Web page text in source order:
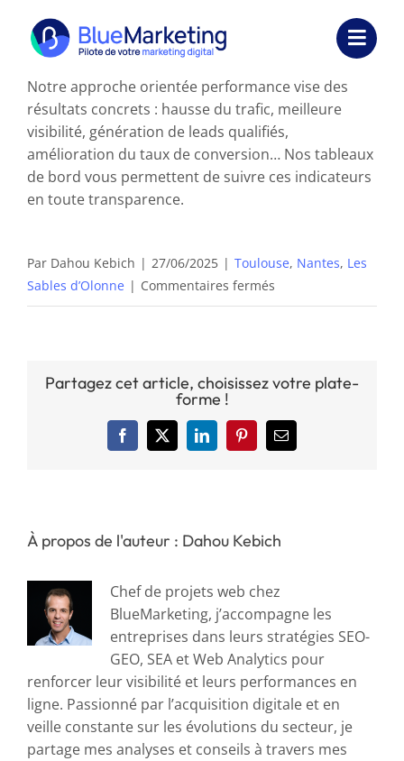
contenu
Expertises
Formations
Ressources
Nous contacter
Notre approche orientée performance vise des
résultats concrets : hausse du trafic, meilleure
visibilité, génération de leads qualifiés,
amélioration du taux de conversion… Nos tableaux
de bord vous permettent de suivre ces indicateurs
en toute transparence.
Par Dahou Kebich | 27/06/2025 | Toulouse, Nantes, Les
Sables d’Olonne | Commentaires fermés
Quels
attendre
en
travaillant
Partagez cet article, choisissez votre plate-
forme !
Facebook
X LinkedInPinterestEmail
À propos de l'auteur : Dahou Kebich
Chef de projets web chez
BlueMarketing, j’accompagne les
entreprises dans leurs stratégies SEO-
GEO, SEA et Web Analytics pour
renforcer leur visibilité et leurs performances en
ligne. Passionné par l’acquisition digitale et en
veille constante sur les évolutions du secteur, je
partage mes analyses et conseils à travers mes